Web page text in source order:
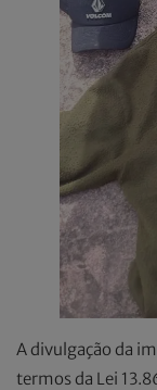
A divulgação da
termos da Lei